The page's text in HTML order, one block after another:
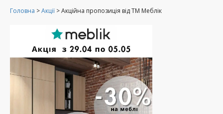
Головна >Акції >Акційна пропозиція від ТМ Меблік